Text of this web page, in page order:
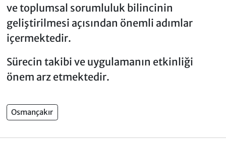
ve toplumsal sorumluluk bilincinin
geliştirilmesi açısından önemli adımlar
içermektedir.
Sürecin takibi ve uygulamanın etkinliği
önem arz etmektedir.
Osmançakır